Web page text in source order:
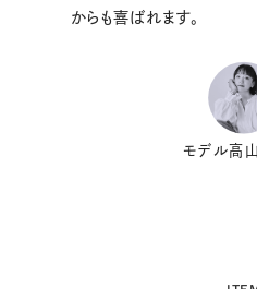
からも喜ばれます。
モデル高